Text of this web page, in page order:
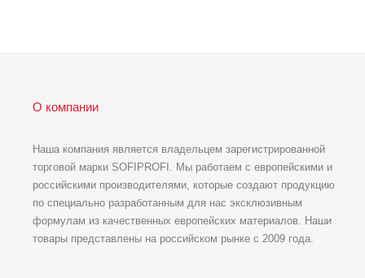
О компании
Наша компания является владельцем зарегистрированной
торговой марки SOFIPROFI. Мы работаем с европейскими и
российскими производителями, которые создают продукцию
по специально разработанным для нас эксклюзивным
формулам из качественных европейских материалов. Наши
товары представлены на российском рынке с 2009 года.